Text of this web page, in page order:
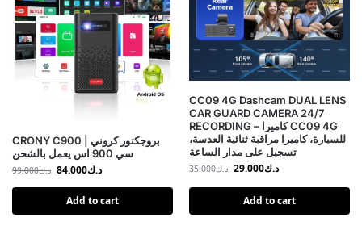
CRONY C900 | بروجكتور كروني
سي 900 اس يعمل بالشحن
د.ك99.000 د.ك84.000
Add to cart
CC09 4G Dashcam DUAL LENS
CAR GUARD CAMERA 24/7
RECORDING – كاميرا CC09 4G
للسيارة، كاميرا مراقبة ثنائية العدسة،
تسجيل على مدار الساعة
د.ك35.000 د.ك29.000
Add to cart